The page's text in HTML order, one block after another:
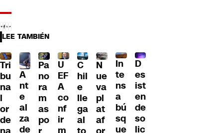
LEE TAMBIÉN
Tri
bu
na
l
or
de
A
nt
e
al
za
de
Pa
no
ra
m
as
po
U
EF
A
co
nf
ir
C
hil
e
lle
ga
al
N
ue
va
pl
at
af
In
te
ns
a
bú
sq
ue
D
es
ist
en
de
so
lic